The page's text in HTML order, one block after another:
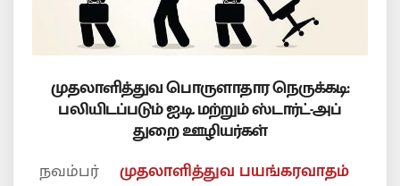
முதலாளித்துவ பொருளாதார நெருக்கடி:
பலியிடப்படும் ஐ.டி. மற்றும் ஸ்டார்ட்-அப்
துறை ஊழியர்கள்
நவம்பர்
முதலாளித்துவ பயங்கரவாதம்